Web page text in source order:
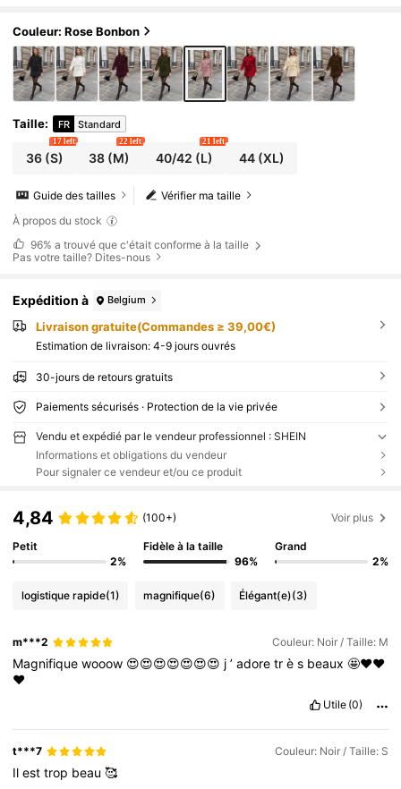
our tenue de brunch et fête
Couleur: Rose Bonbon
Taille: FR Standard
36(S)
17 left
38 (M)
22 left
40/42 (L)
21 left
44(XL)
Vérifier ma taille
Guide des tailles
À propos du stock
96% a trouvé que c'était conforme à la taille
Pas votre taille? Dites-nous
Expédition à Belgium
Livraison gratuite(Commandes ≥ 39,00€)
Estimation de livraison: 4-9 jours ouvrés
30-jours de retours gratuits
Paiements sécurisés · Protection de la vie privée
Vendu et expédié par le vendeur professionnel : SHEIN
Informations et obligations du vendeur
Pour signaler ce vendeur et/ou ce produit
4,84 (100+) Voir plus
Petit
2%
Fidèle à la taille
96%
Grand
2%
logistique rapide(1) magnifique(6) Élégant(e)(3)
m***2 Couleur: Noir / Taille: M
Magnifiquewooow 😍😍😍😍😍😍😍 j’adoretrès beaux🤩❤️❤️
❤️
Utile (0)
t***7 Couleur: Noir / Taille: S
Ilesttrop beau🥰